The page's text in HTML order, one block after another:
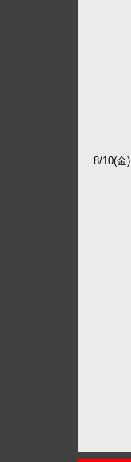
8/10(金)